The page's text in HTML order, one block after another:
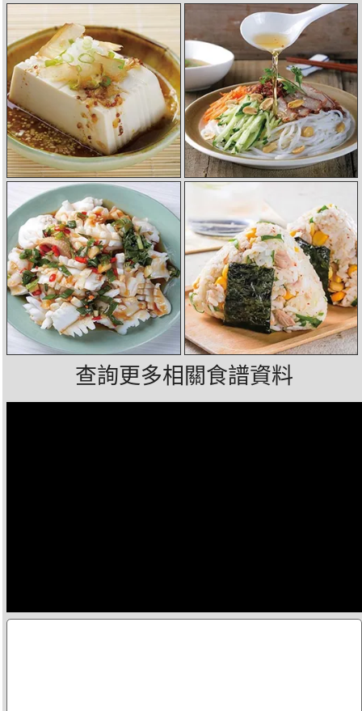
查詢更多相關食譜資料